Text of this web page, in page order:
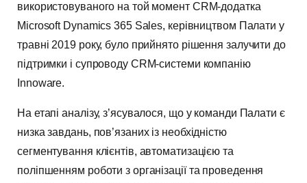
використовуваного на той момент СRM-додатка
Microsoft Dynamics 365 Sales, керівництвом Палати у
травні 2019 року, було прийнято рішення залучити до
підтримки і супроводу СRM-системи компанію
Innoware.
На етапі аналізу, з’ясувалося, що у команди Палати є
низка завдань, пов’язаних із необхідністю
сегментування клієнтів, автоматизацією та
поліпшенням роботи з організації та проведення